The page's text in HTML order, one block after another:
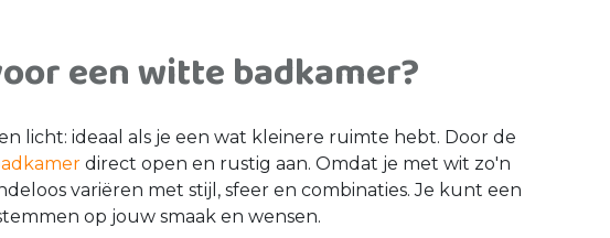
een witte badkamer?
licht: ideaal als je een wat kleinere ruimte hebt. Door de
direct open en rustig aan. Omdat je met wit zo'n
variëren met stijl, sfeer en combinaties. Je kunt een
op jouw smaak en wensen.